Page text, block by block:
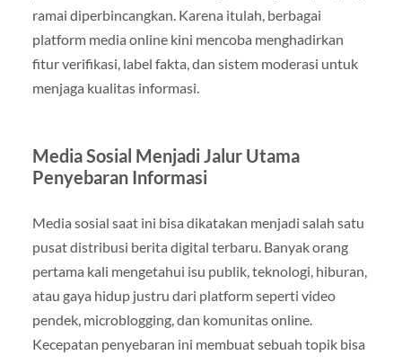
ramai diperbincangkan. Karena itulah, berbagai
platform media online kini mencoba menghadirkan
fitur verifikasi, label fakta, dan sistem moderasi untuk
menjaga kualitas informasi.
Media Sosial Menjadi Jalur Utama
Penyebaran Informasi
Media sosial saat ini bisa dikatakan menjadi salah satu
pusat distribusi berita digital terbaru. Banyak orang
pertama kali mengetahui isu publik, teknologi, hiburan,
atau gaya hidup justru dari platform seperti video
pendek, microblogging, dan komunitas online.
Kecepatan penyebaran ini membuat sebuah topik bisa